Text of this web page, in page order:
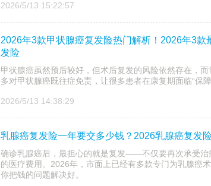
2026/5/13 15:22:57
2026年3款甲状腺癌复发险热门解析！2026年3款
发险
甲状腺癌虽然预后较好，但术后复发的风险依然存在，
多对甲状腺癌既往症免责，让很多患者在康复期面临“保障
2026/5/13 14:38:29
乳腺癌复发险一年要交多少钱？2026乳腺癌复发
确诊乳腺癌后，最担心的就是复发——不仅要再次承受治
的医疗费用。2026年，市面上已经有多款专门为乳腺癌
你把钱的问题解决好。